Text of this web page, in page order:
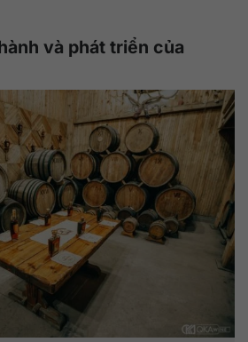
và phát triển của